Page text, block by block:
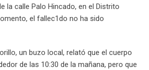
la calle Palo Hincado, en el Distrito
el fallec1do no ha sido
un buzo local, relató que el cuerpo
de las 10:30 de la mañana, pero que